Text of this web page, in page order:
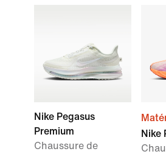
Nike Pegasus
Premium
Chaussure de
Nike